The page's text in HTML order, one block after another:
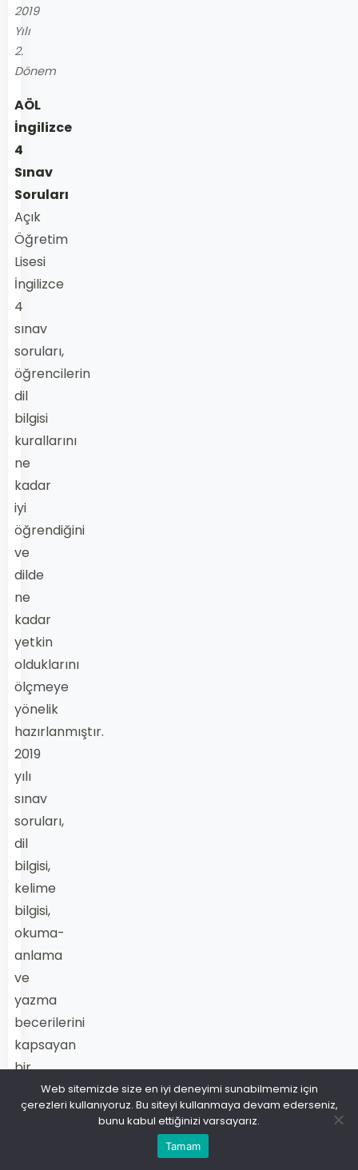
2019
Yılı
2.
Dönem
AÖL
İngilizce
4
Sınav
Soruları
Açık
Öğretim
Lisesi
İngilizce
4
sınav
soruları,
öğrencilerin
dil
bilgisi
kurallarını
ne
kadar
iyi
öğrendiğini
ve
dilde
ne
kadar
yetkin
olduklarını
ölçmeye
yönelik
hazırlanmıştır.
2019
yılı
sınav
soruları,
dil
bilgisi,
kelime
bilgisi,
okuma-
anlama
ve
yazma
becerilerini
kapsayan
bir
sınavdır.
İşte
Web sitemizde size en iyi deneyimi sunabilmemiz için
çerezleri kullanıyoruz. Bu siteyi kullanmaya devam ederseniz,
bunu kabul ettiğinizi varsayarız.
Tamam